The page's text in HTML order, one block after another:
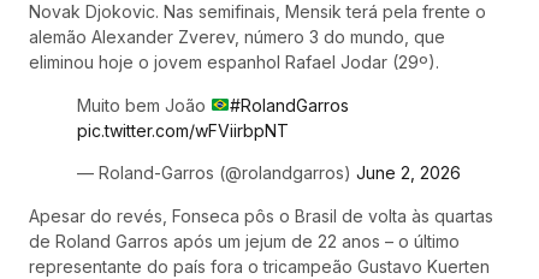
Novak Djokovic. Nas semifinais, Mensik terá pela frente o
alemão Alexander Zverev, número 3 do mundo, que
eliminou hoje o jovem espanhol Rafael Jodar (29º).
Muito bem João
#RolandGarros
pic.twitter.com/wFViirbpNT
— Roland-Garros (@rolandgarros) June 2, 2026
Apesar do revés, Fonseca pôs o Brasil de volta às quartas
de Roland Garros após um jejum de 22 anos – o último
representante do país fora o tricampeão Gustavo Kuerten